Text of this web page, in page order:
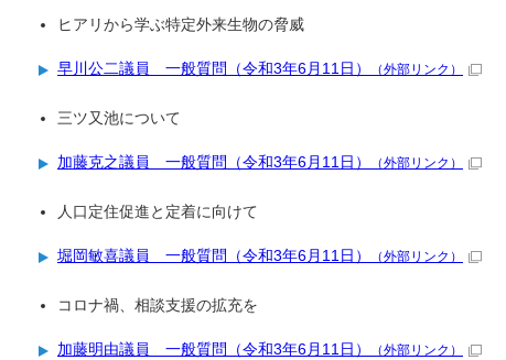
ヒアリから学ぶ特定外来生物の脅威
早川公二議員 一般質問（令和3年6月11日） （外部リンク）
三ツ又池について
加藤克之議員 一般質問（令和3年6月11日） （外部リンク）
人口定住促進と定着に向けて
堀岡敏喜議員 一般質問（令和3年6月11日） （外部リンク）
コロナ禍、相談支援の拡充を
加藤明由議員 一般質問（令和3年6月11日） （外部リンク）